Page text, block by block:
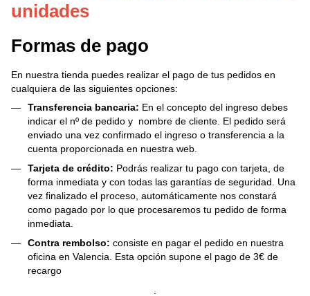
unidades
Formas de pago
En nuestra tienda puedes realizar el pago de tus pedidos en
cualquiera de las siguientes opciones:
Transferencia bancaria: En el concepto del ingreso debes
indicar el nº de pedido y nombre de cliente. El pedido será
enviado una vez confirmado el ingreso o transferencia a la
cuenta proporcionada en nuestra web.
Tarjeta de crédito: Podrás realizar tu pago con tarjeta, de
forma inmediata y con todas las garantías de seguridad. Una
vez finalizado el proceso, automáticamente nos constará
como pagado por lo que procesaremos tu pedido de forma
inmediata.
Contra rembolso: consiste en pagar el pedido en nuestra
oficina en Valencia. Esta opción supone el pago de 3€ de
recargo